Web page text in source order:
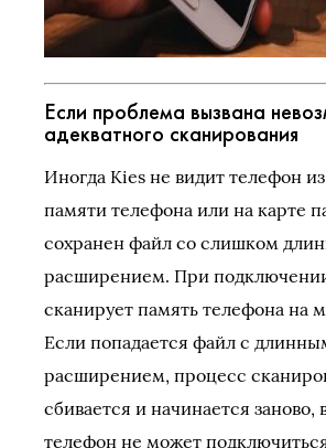
Если проблема вызвана
адекватного сканирования
Иногда Kies не видит телефон
памяти телефона или на карте
сохранен файл со слишком
расширением. При
сканирует память телефона на
Если попадается файл с
расширением, процесс
сбивается и начинается заново,
телефон не может